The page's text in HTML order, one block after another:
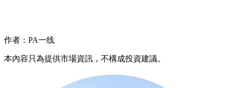
作者：PA一线
本內容只為提供市場資訊，不構成投資建議。